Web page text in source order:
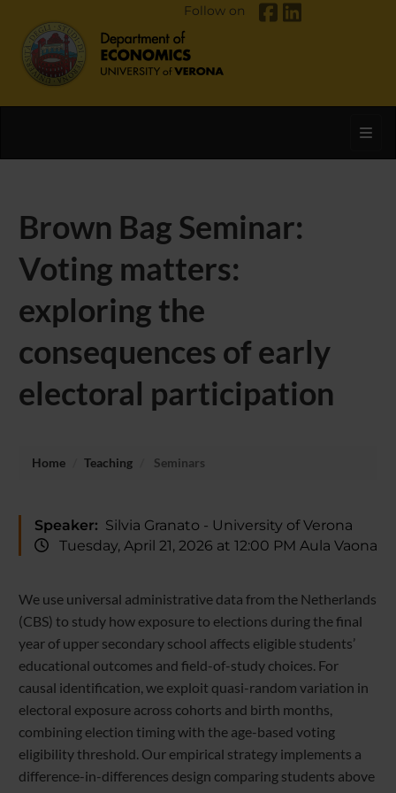
Follow on
Brown Bag Seminar:
Voting matters:
exploring the
consequences of early
electoral participation
Home Teaching Seminars
Speaker: Silvia Granato - University of Verona
Tuesday, April 21, 2026 at 12:00 PM Aula Vaona
We use universal administrative data from the Netherlands
(CBS) to study how exposure to elections during the final
year of upper secondary school affects eligible students’
educational outcomes and field-of-study choices. For
causal identification, we exploit quasi-random variation in
electoral exposure across cohorts and birth months,
combining election timing with the age-based voting
eligibility threshold. Our empirical strategy implements a
difference-in-differences design comparing students above